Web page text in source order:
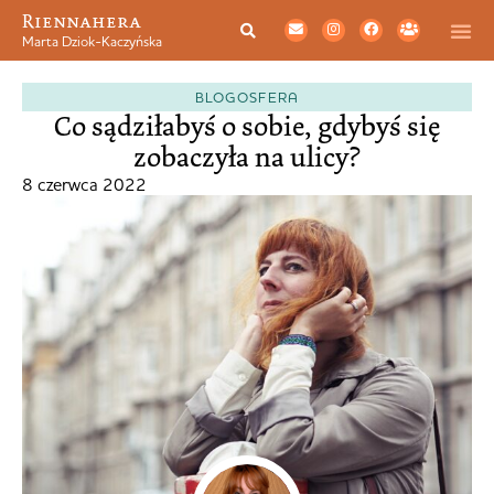
Riennahera
Marta Dziok-Kaczyńska
BLOGOSFERA
Co sądziłabyś o sobie, gdybyś się
zobaczyła na ulicy?
8 czerwca 2022